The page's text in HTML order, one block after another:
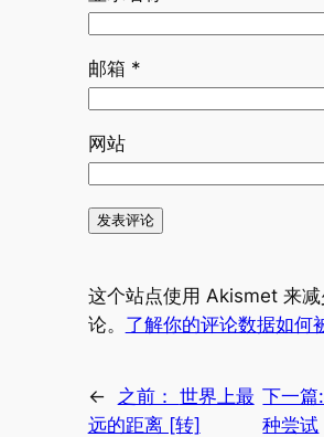
邮箱 *
网站
这个站点使用 Akismet 来
论。 了解你的评论数据如何
← 之前： 世界上最
远的距离 [转]
下一
种尝试